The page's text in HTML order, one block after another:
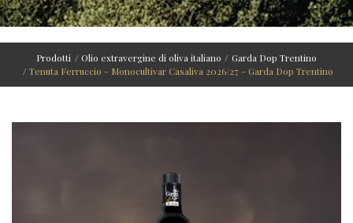
Prodotti Olio extravergine di oliva italiano
Garda Dop Trentino
Tenuta Ferruccio - Monocultivar Casaliva 2026/27 - Garda Dop Trentino